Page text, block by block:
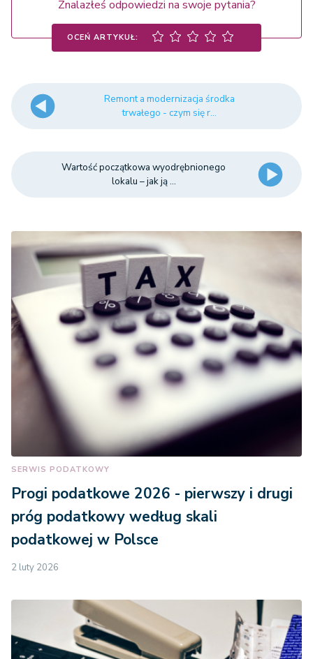
Znalazłeś odpowiedzi na swoje pytania?
OCEŃ ARTYKUŁ:
Remont a modernizacja środka
trwałego - czym się r...
Wartość początkowa wyodrębnionego
lokalu – jak ją ...
SERWIS PODATKOWY
Progi podatkowe 2026 - pierwszy i drugi
próg podatkowy według skali
podatkowej w Polsce
2 luty 2026